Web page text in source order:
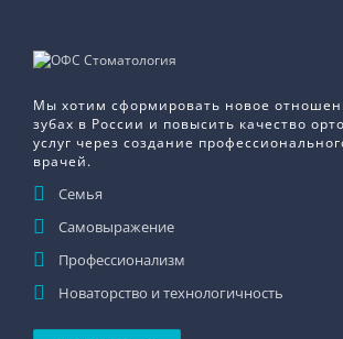
Мы хотим сформировать новое
зубах в России и повысить качество
услуг через создание
врачей.
Семья
Самовыражение
Профессионализм
Новаторство и технологичность